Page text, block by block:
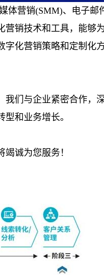
体营销(SMM)、电子邮
销技术和工具，能够
化营销策略和定制化
们与企业紧密合作，
和业务增长。
诚为您服务！